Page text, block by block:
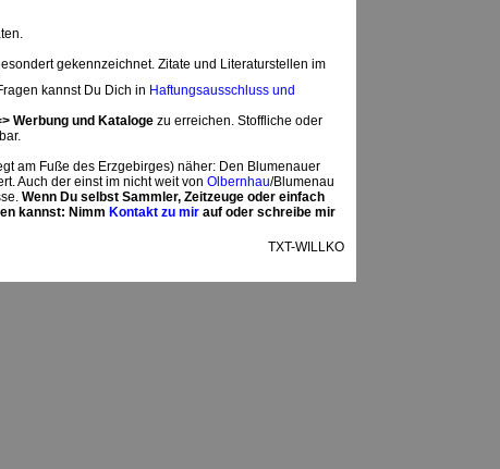
gekennzeichnet. Zitate und Literaturstellen im
kannst Du Dich in Haftungsausschluss und
Werbung und Kataloge zu erreichen. Stoffliche oder
am Fuße des Erzgebirges) näher: Den Blumenauer
Auch der einst im nicht weit von Olbernhau/Blumenau
Wenn Du selbst Sammler, Zeitzeuge oder einfach
kannst: Nimm Kontakt zu mir auf oder schreibe mir
TXT-WILLKO